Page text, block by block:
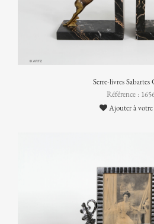
Serre-livres
Référence :
Ajouter à votre